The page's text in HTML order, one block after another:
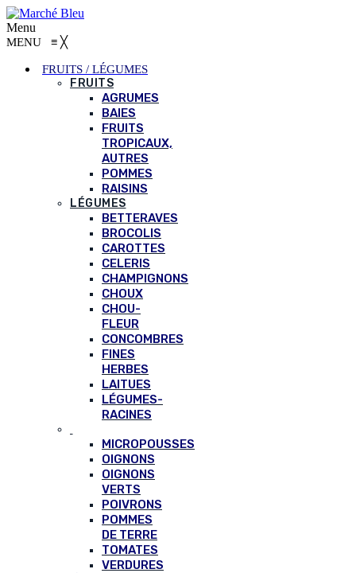
Menu
MENU ≡ ╳
FRUITS / LÉGUMES
FRUITS
AGRUMES
BAIES
FRUITS
TROPICAUX,
AUTRES
POMMES
RAISINS
LÉGUMES
BETTERAVES
BROCOLIS
CAROTTES
CELERIS
CHAMPIGNONS
CHOUX
CHOU-
FLEUR
CONCOMBRES
FINES
HERBES
LAITUES
LÉGUMES-
RACINES
MICROPOUSSES
OIGNONS
OIGNONS
VERTS
POIVRONS
POMMES
DE TERRE
TOMATES
VERDURES